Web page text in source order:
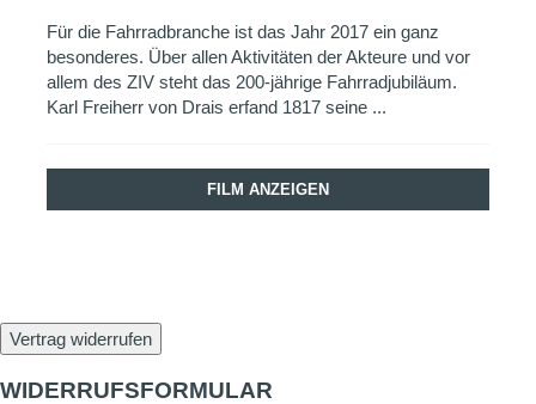
Für die Fahrradbranche ist das Jahr 2017 ein ganz
besonderes. Über allen Aktivitäten der Akteure und vor
allem des ZIV steht das 200-jährige Fahrradjubiläum.
Karl Freiherr von Drais erfand 1817 seine ...
FILM ANZEIGEN
Vertrag widerrufen
WIDERRUFSFORMULAR